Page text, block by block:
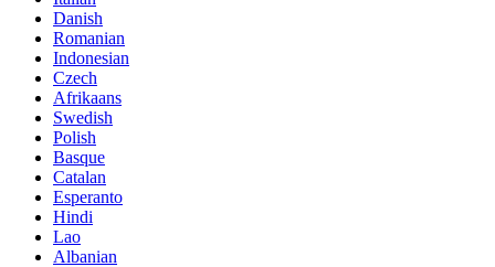
Danish
Romanian
Indonesian
Czech
Afrikaans
Swedish
Polish
Basque
Catalan
Esperanto
Hindi
Lao
Albanian